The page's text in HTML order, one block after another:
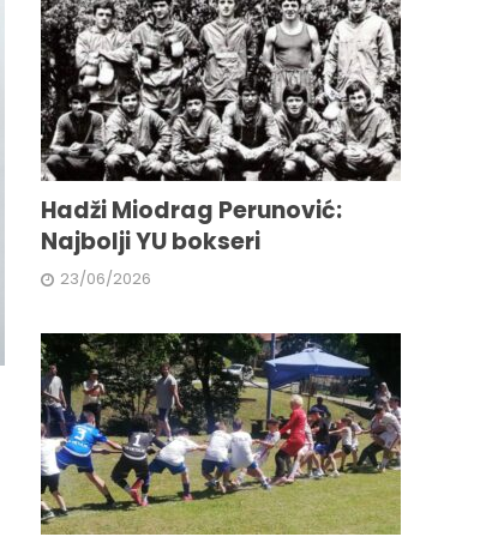
Hadži Miodrag Perunović:
Najbolji YU bokseri
23/06/2026